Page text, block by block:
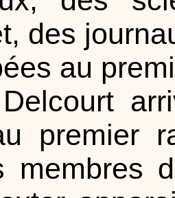
des
au
premier
membres